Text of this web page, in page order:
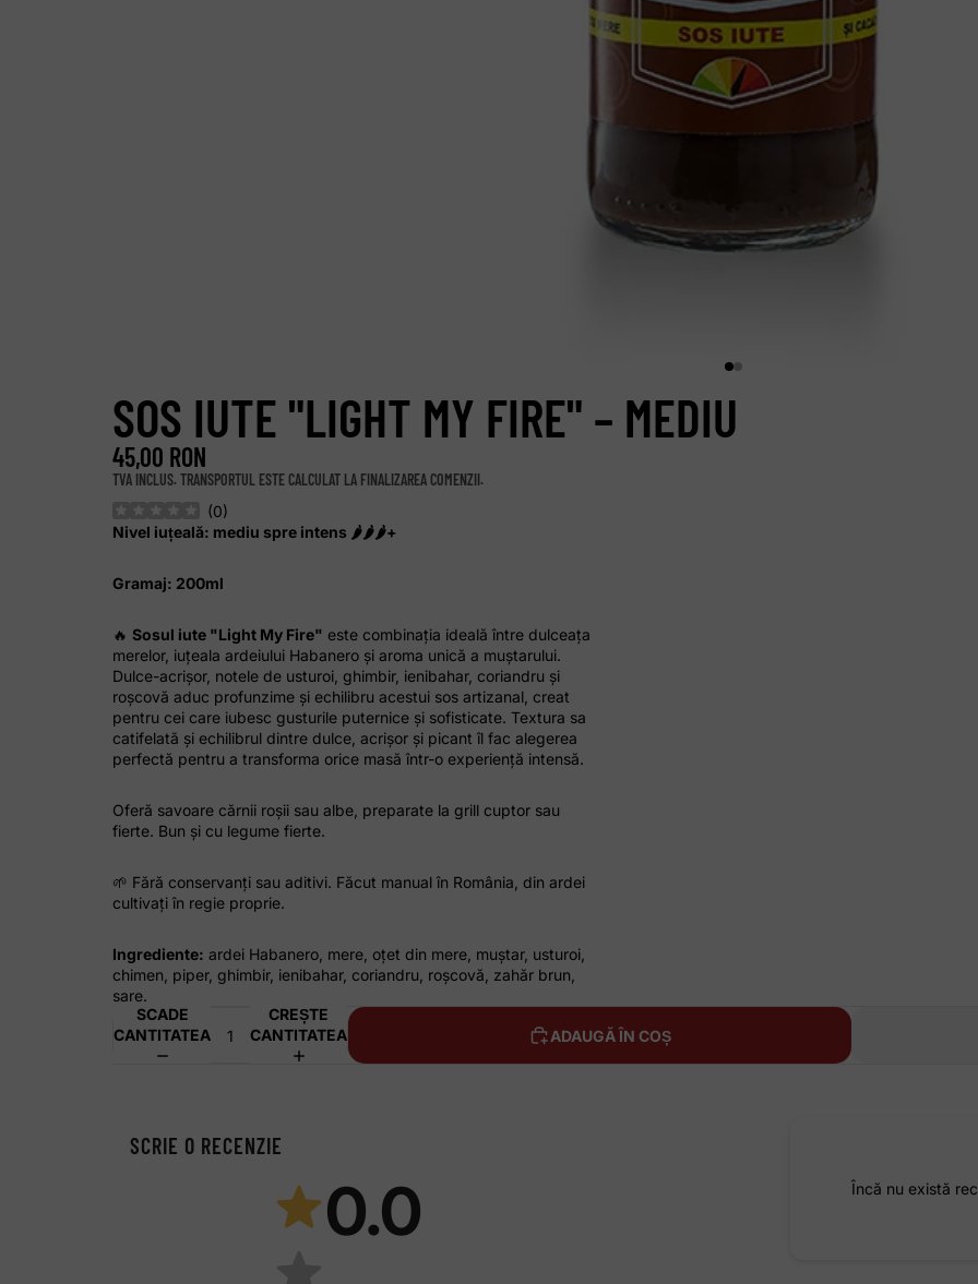
SOS IUTE "LIGHT MY FIRE" – MEDIU
45,00 RON
TVA INCLUS. TRANSPORTUL ESTE CALCULAT LA FINALIZAREA COMENZII.
(0)
Nivel iuțeală: mediu spre intens 🌶️🌶️🌶️+
Gramaj: 200ml
🔥Sosul iute "Light My Fire" este combinația ideală între dulceața
merelor, iuțeala ardeiului Habanero și aroma unică a muștarului.
Dulce-acrișor, notele de usturoi, ghimbir, ienibahar, coriandru și
roșcovă aduc profunzime și echilibru acestui sos artizanal, creat
pentru cei care iubesc gusturile puternice și sofisticate. Textura sa
catifelată și echilibrul dintre dulce, acrișor și picant îl fac alegerea
perfectă pentru a transforma orice masă într-o experiență intensă.
Oferă savoare cărnii roșii sau albe, preparate la grill cuptor sau
fierte. Bun și cu legume fierte.
🌱 Fără conservanți sau aditivi. Făcut manual în România, din ardei
cultivați în regie proprie.
Ingrediente: ardei Habanero, mere, oțet din mere, muștar, usturoi,
chimen, piper, ghimbir, ienibahar, coriandru, roșcovă, zahăr brun,
sare.
SCADE
CANTITATEA
CREȘTE
CANTITATEA
ADAUGĂ ÎN COȘ
SCRIE O RECENZIE
0.0 Încă nu există